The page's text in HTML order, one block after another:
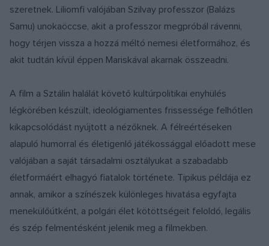
szeretnek. Liliomfi valójában Szilvay professzor (Balázs
Samu) unokaöccse, akit a professzor megpróbál rávenni,
hogy térjen vissza a hozzá méltó nemesi életformához, és
akit tudtán kívül éppen Mariskával akarnak összeadni.
A film a Sztálin halálát követő kultúrpolitikai enyhülés
légkörében készült, ideológiamentes frissessége felhőtlen
kikapcsolódást nyújtott a nézőknek. A félreértéseken
alapuló humorral és életigenlő játékossággal előadott mese
valójában a saját társadalmi osztályukat a szabadabb
életformáért elhagyó fiatalok története. Tipikus példája ez
annak, amikor a színészek különleges hivatása egyfajta
menekülőútként, a polgári élet kötöttségeit feloldó, legális
és szép felmentésként jelenik meg a filmekben.